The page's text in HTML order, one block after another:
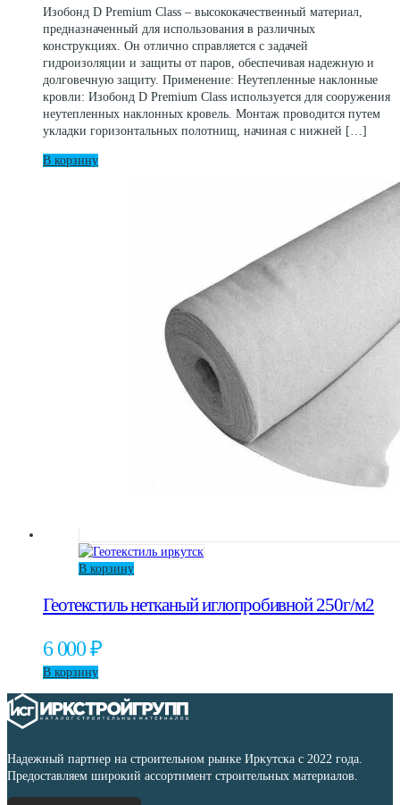
Изобонд D Premium Class – высококачественный материал,
предназначенный для использования в различных
конструкциях. Он отлично справляется с задачей
гидроизоляции и защиты от паров, обеспечивая надежную и
долговечную защиту. Применение: Неутепленные наклонные
кровли: Изобонд D Premium Class используется для сооружения
неутепленных наклонных кровель. Монтаж проводится путем
укладки горизонтальных полотнищ, начиная с нижней […]
В корзину
В корзину
Геотекстиль нетканый иглопробивной 250г/м2
6 000₽
В корзину
Надежный партнер на строительном рынке Иркутска с 2022 года.
Предоставляем широкий ассортимент строительных материалов.